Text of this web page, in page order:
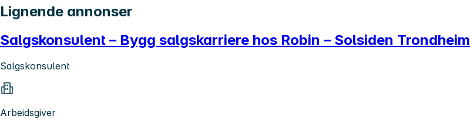
Lignende annonser
Salgskonsulent – Bygg salgskarriere hos Robin – Solsiden Trondheim
Salgskonsulent
Arbeidsgiver